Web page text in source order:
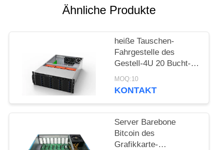
Ähnliche Produkte
heiße Tauschen-
Fahrgestelle des
Gestell-4U 20 Bucht-
Server-Kasten-
Rackmount Server-
MOQ:10
KONTAKT
Server Barebone
Bitcoin des
Grafikkarte-